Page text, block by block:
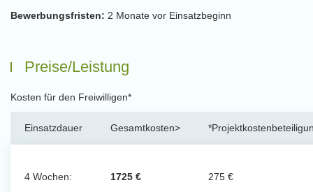
Bewerbungsfristen: 2 Monate vor Einsatzbeginn
Preise/Leistung
Kosten für den Freiwilligen*
Einsatzdauer Gesamtkosten>
4 Wochen: 1725 €
275 €